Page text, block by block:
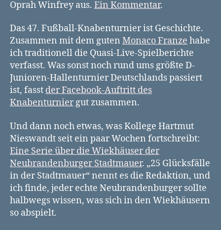
Oprah Winfrey aus. Ein Kommentar.
Das 47. Fußball-Knabenturnier ist Geschichte.
Zusammen mit dem guten Monaco Franze habe
ich traditionell die Quasi-Live-Spielberichte
verfasst. Was sonst noch rund ums größte D-
Junioren-Hallenturnier Deutschlands passiert
ist, fasst der Facebook-Auftritt des
Knabenturniergut zusammen.
Und dann noch etwas, was Kollege Hartmut
Nieswandt seit ein paar Wochen fortschreibt:
Eine Serie über die Wiekhäuser der
Neubrandenburger Stadtmauer. „25 Glücksfälle
in der Stadtmauer“ nennt es die Redaktion, und
ich finde, jeder echte Neubrandenburger sollte
halbwegs wissen, was sich in den Wiekhäusern
so abspielt.